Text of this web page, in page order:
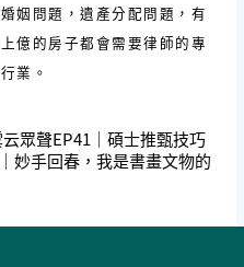
姻問題，遺產分配問題，有
億的房子都會需要律師的專
業。
眾聲EP41｜碩士推甄技巧
妙手回春，我是書畫文物的